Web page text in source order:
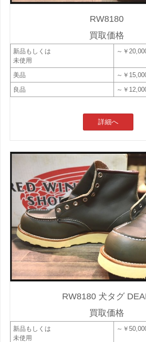
RW8180
買取価格
新品もしくは
未使用
～￥
美品
～￥
良品
～￥
詳細へ
RW8180 犬タグ
買取価格
新品もしくは
未使用
～￥